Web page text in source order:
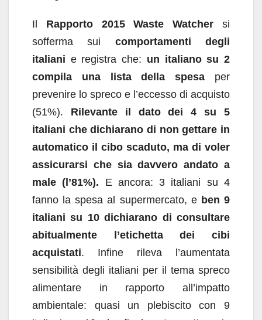
Il Rapporto 2015 Waste Watcher si
sofferma sui comportamenti degli
italiani e registra che: un italiano su 2
compila una lista della spesa per
prevenire lo spreco e l’eccesso di acquisto
(51%). Rilevante il dato dei 4 su 5
italiani che dichiarano di non gettare in
automatico il cibo scaduto, ma di voler
assicurarsi che sia davvero andato a
male (l’81%). E ancora: 3 italiani su 4
fanno la spesa al supermercato, e ben 9
italiani su 10 dichiarano di consultare
abitualmente l’etichetta dei cibi
acquistati. Infine rileva l’aumentata
sensibilità degli italiani per il tema spreco
alimentare in rapporto all’impatto
ambientale: quasi un plebiscito con 9